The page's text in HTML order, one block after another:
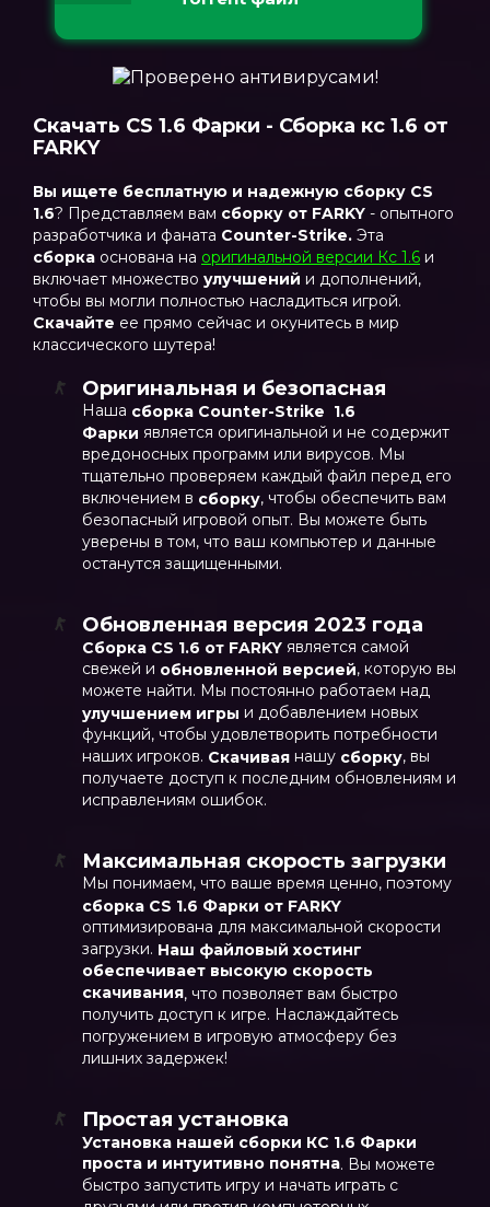
Скачать CS 1.6 Фарки - Сборка кс 1.6 от
FARKY
Вы ищете бесплатную и надежную сборку CS
1.6? Представляем вам сборку от FARKY - опытного
разработчика и фаната Counter-Strike. Эта
сборка основана на оригинальной версии Кс 1.6 и
включает множество улучшений и дополнений,
чтобы вы могли полностью насладиться игрой.
Скачайте ее прямо сейчас и окунитесь в мир
классического шутера!
Оригинальная и безопасная
Наша сборка Counter-Strike 1.6
Фарки является оригинальной и не содержит
вредоносных программ или вирусов. Мы
тщательно проверяем каждый файл перед его
включением в сборку, чтобы обеспечить вам
безопасный игровой опыт. Вы можете быть
уверены в том, что ваш компьютер и данные
останутся защищенными.
Обновленная версия 2023 года
Сборка CS 1.6 от FARKY является самой
свежей и обновленной версией, которую вы
можете найти. Мы постоянно работаем над
улучшением игры и добавлением новых
функций, чтобы удовлетворить потребности
наших игроков. Скачивая нашу сборку, вы
получаете доступ к последним обновлениям и
исправлениям ошибок.
Максимальная скорость загрузки
Мы понимаем, что ваше время ценно, поэтому
сборка CS 1.6 Фарки от FARKY
оптимизирована для максимальной скорости
загрузки. Наш файловый хостинг
обеспечивает высокую скорость
скачивания, что позволяет вам быстро
получить доступ к игре. Наслаждайтесь
погружением в игровую атмосферу без
лишних задержек!
Простая установка
Установка нашей сборки КС 1.6 Фарки
проста и интуитивно понятна. Вы можете
быстро запустить игру и начать играть с